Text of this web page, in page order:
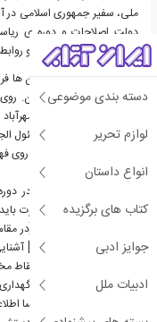
دسته بندی موضوعی
لوازم تحریر
انواع داستان
کتاب های برگزیده
جوایز ادبی
ادبیات ملل
ملی، سفیر جمهوری اسلامی در
دولت اصلاحات و دوره ی
کمیسیون ویژه ی امنیتی و
سرانجام زمان آزادی گروگان
دوربین ها به سمت ایران.
در دست داشتم و یک مسئول
رد می شدند و نام شان را روی
شان می زد.
مطلع نیستم گروگان ها در
داشتند یا نه. در این صورت
آمریکا با نام و مسئولیتم [در
ها در دولت شهید رجایی]
بعد از آزادی گروگان ها از
که در محل وزارت خارجه
شرایط بهتری بود و چه بسا